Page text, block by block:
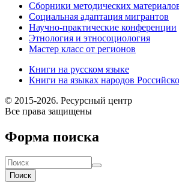
Сборники методических
Социальная адаптация мигрантов
Научно-практические конференции
Этнология и этносоциология
Мастер класс от регионов
Книги на русском языке
Книги на языках народов
© 2015-2026. Ресурсный центр
Все права защищены
Форма поиска
Поиск